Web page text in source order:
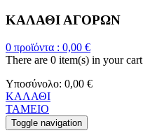
ΚΑΛΑΘΙ ΑΓΟΡΩΝ
0 προϊόντα : 0,00 €
There are 0 item(s) in your cart
Υποσύνολο: 0,00 €
ΚΑΛΑΘΙ
ΤΑΜΕΙΟ
Toggle navigation